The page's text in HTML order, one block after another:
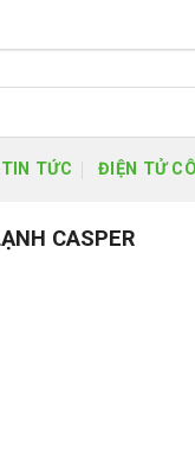
TIN TỨC ĐIỆN TỬ
CASPER